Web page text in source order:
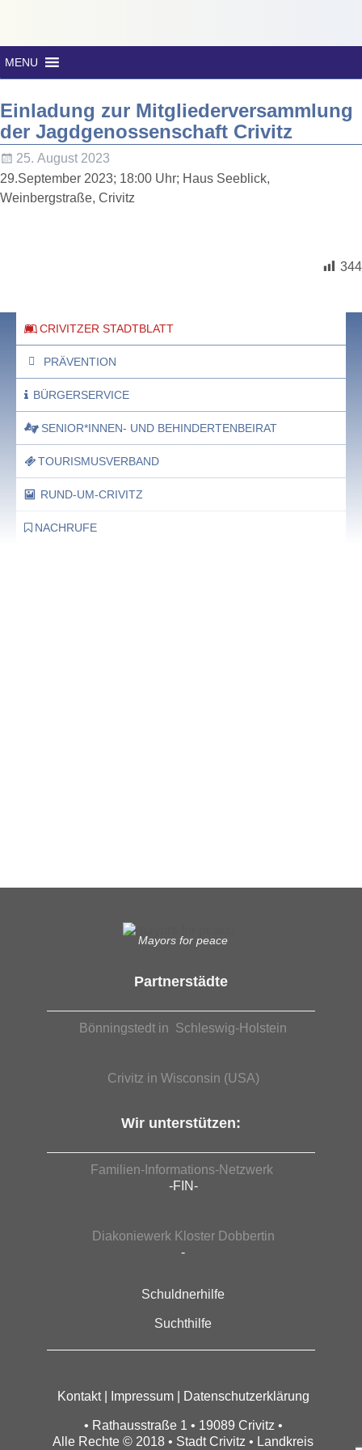
MENU
Einladung zur Mitgliederversammlung
der Jagdgenossenschaft Crivitz
25. August 2023
29.September 2023; 18:00 Uhr; Haus Seeblick,
Weinbergstraße, Crivitz
344
CRIVITZER STADTBLATT
PRÄVENTION
BÜRGERSERVICE
SENIOR*INNEN- UND BEHINDERTENBEIRAT
TOURISMUSVERBAND
RUND-UM-CRIVITZ
NACHRUFE
Mayors for peace
Partnerstädte
Bönningstedt in Schleswig-Holstein
Crivitz in Wisconsin (USA)
Wir unterstützen:
Familien-Informations-Netzwerk
-FIN-
Diakoniewerk Kloster Dobbertin
-
Schuldnerhilfe
Suchthilfe
Kontakt| Impressum| Datenschutzerklärung
• Rathausstraße 1 • 19089 Crivitz •
Alle Rechte © 2018 • Stadt Crivitz • Landkreis